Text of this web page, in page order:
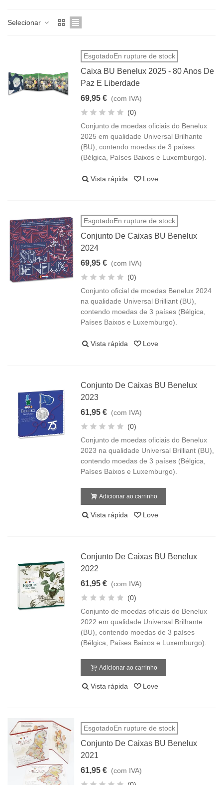
Selecionar
EsgotadoEn rupture de stock
Caixa BU Benelux 2025 - 80 Anos De
Paz E Liberdade
69,95 € (com IVA)
(0)
Conjunto de moedas oficiais do Benelux
2025 em qualidade Universal Brilhante
(BU), contendo moedas de 3 países
(Bélgica, Países Baixos e Luxemburgo).
Vista rápida Love
EsgotadoEn rupture de stock
Conjunto De Caixas BU Benelux
2024
69,95 € (com IVA)
(0)
Conjunto oficial de moedas Benelux 2024
na qualidade Universal Brilliant (BU),
contendo moedas de 3 países (Bélgica,
Países Baixos e Luxemburgo).
Vista rápida Love
Conjunto De Caixas BU Benelux
2023
61,95 € (com IVA)
(0)
Conjunto de moedas oficiais do Benelux
2023 na qualidade Universal Brilliant (BU),
contendo moedas de 3 países (Bélgica,
Países Baixos e Luxemburgo).
Adicionar ao carrinho
Vista rápida Love
Conjunto De Caixas BU Benelux
2022
61,95 € (com IVA)
(0)
Conjunto de moedas oficiais do Benelux
2022 em qualidade Universal Brilhante
(BU), contendo moedas de 3 países
(Bélgica, Países Baixos e Luxemburgo).
Adicionar ao carrinho
Vista rápida Love
EsgotadoEn rupture de stock
Conjunto De Caixas BU Benelux
2021
61,95 € (com IVA)